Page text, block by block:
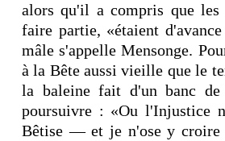
alors qu'il a compris que
faire partie, «étaient
mâle s'appelle Mensonge.
à la Bête aussi vieille que le
la baleine fait d'un banc de
poursuivre : «Ou l'Injustice
Bêtise — et je n'ose y croire